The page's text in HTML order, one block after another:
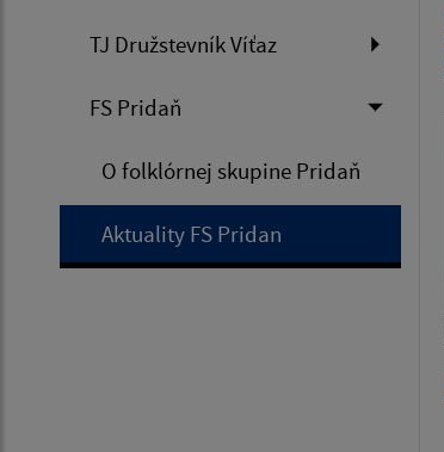
TJ Družstevník Víťaz
FS Pridaň
O folklórnej skupine Pridaň
Aktuality FS Pridan